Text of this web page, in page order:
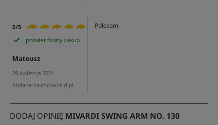
5/5
potwierdzony zakup
Mateusz
29 kwietnia 2021
dodane na rockworld.pl
Polecam.
DODAJ OPINIĘ MIVARDI SWING ARM NO. 130